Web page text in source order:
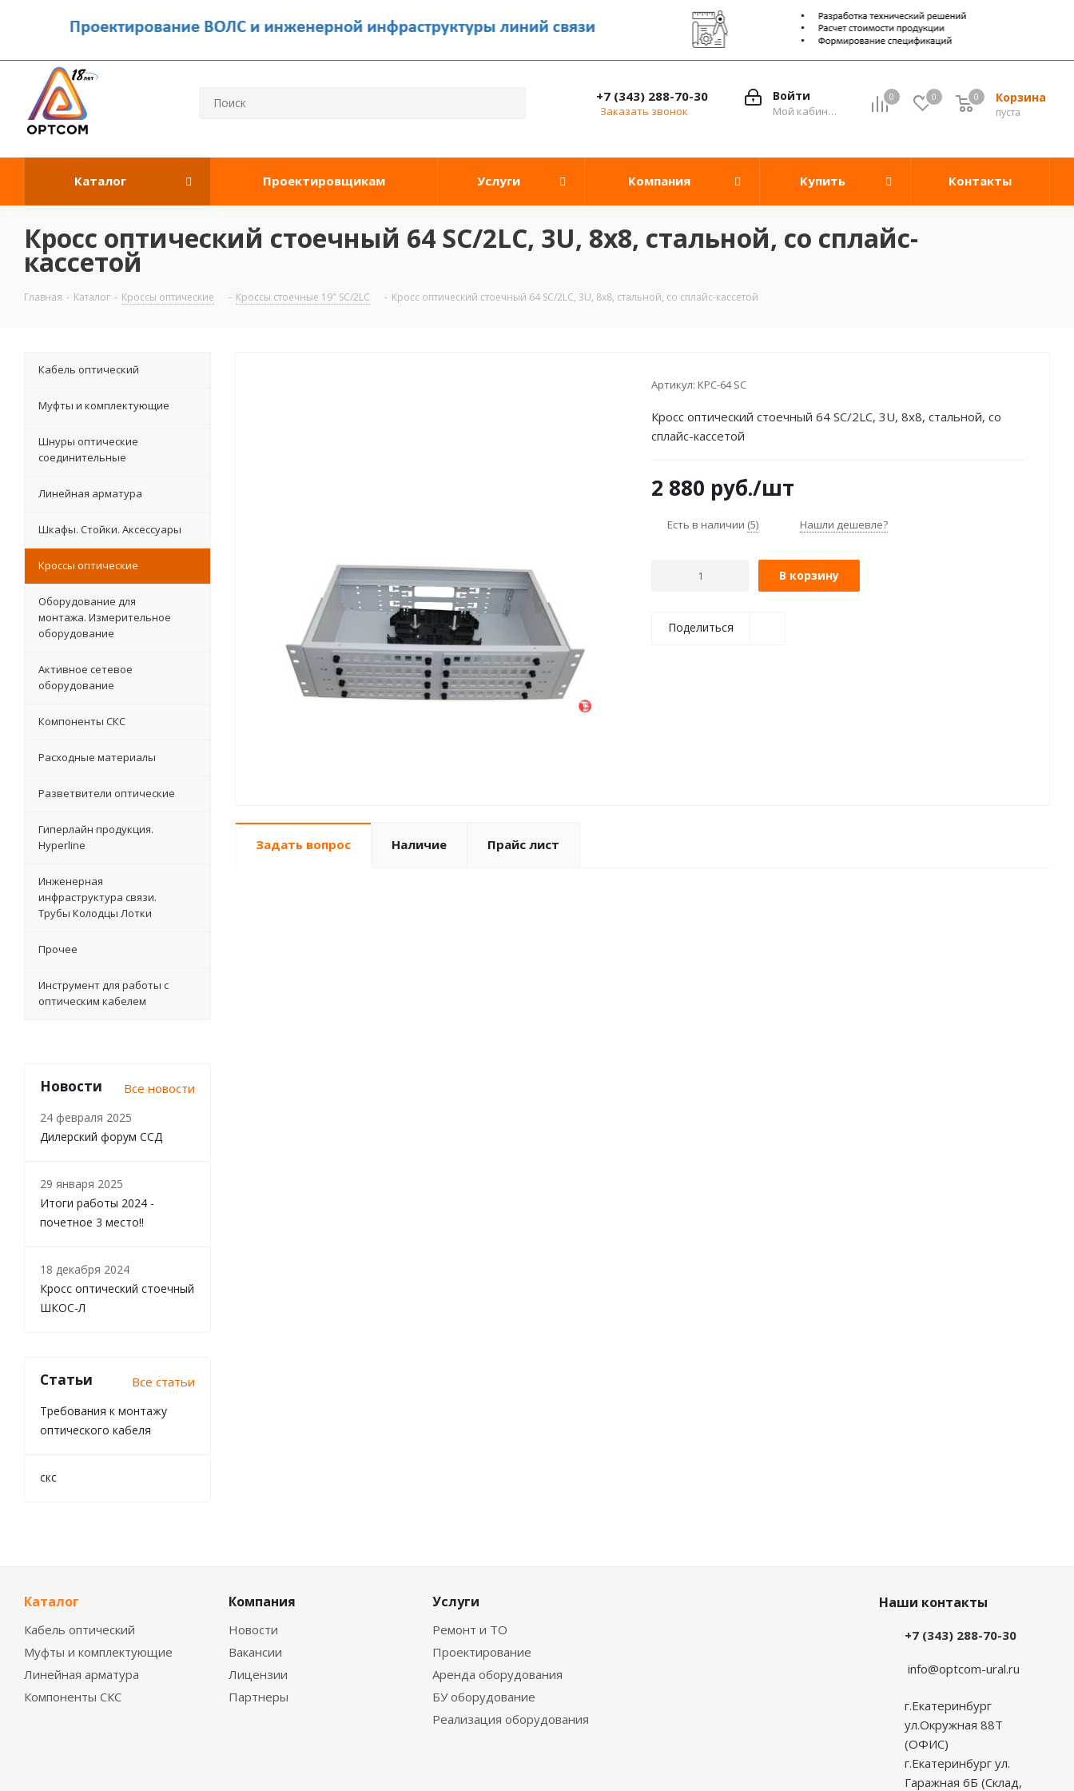
0 0 Корзина
0
пуста
0
Войти
Мой кабинет
+7 (343) 288-70-30
Заказать звонок
Каталог Проектировщикам Услуги Компания Купить Контакты
Кросс оптический стоечный 64 SC/2LC, 3U, 8х8, стальной, со сплайс-
кассетой
Главная - Каталог - Кроссы оптические - Кроссы стоечные 19" SC/2LC - Кросс оптический стоечный 64 SC/2LC, 3U, 8х8, стальной, со сплайс-кассетой
Артикул: КРС-64 SC
Кросс оптический стоечный 64 SC/2LC, 3U, 8х8, стальной, со
сплайс-кассетой
2 880 руб./шт
Есть в наличии (5) Нашли дешевле?
В корзину
Поделиться
Задать вопрос Наличие Прайс лист
Кабель оптический
Муфты и комплектующие
Шнуры оптические
соединительные
Линейная арматура
Шкафы. Стойки. Аксесcуары
Кроссы оптические
Оборудование для
монтажа. Измерительное
оборудование
Активное сетевое
оборудование
Компоненты СКС
Расходные материалы
Разветвители оптические
Гиперлайн продукция.
Hyperline
Инженерная
инфраструктура связи.
Трубы Колодцы Лотки
Прочее
Инструмент для работы с
оптическим кабелем
Новости Все новости
24 февраля 2025
Дилерский форум ССД
29 января 2025
Итоги работы 2024 -
почетное 3 место!!
18 декабря 2024
Кросс оптический стоечный
ШКОС-Л
Статьи Все статьи
Требования к монтажу
оптического кабеля
скс
Каталог
Кабель оптический
Муфты и комплектующие
Линейная арматура
Компоненты СКС
Компания
Новости
Вакансии
Лицензии
Партнеры
Услуги
Ремонт и ТО
Проектирование
Аренда оборудования
БУ оборудование
Реализация оборудования
Наши контакты
+7 (343) 288-70-30
info@optcom-ural.ru
г.Екатеринбург
ул.Окружная 88Т
(ОФИС)
г.Екатеринбург ул.
Гаражная 6Б (Склад,